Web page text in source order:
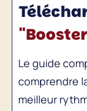
Le guide
comprendre
meilleur